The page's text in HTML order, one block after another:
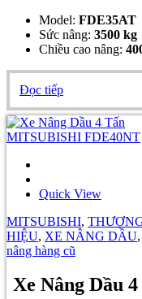
Model: FDE35AT
Sức nâng: 3500 kg
Chiều cao nâng:
Đọc tiếp
Quick View
MITSUBISHI,
HIỆU, XE NÂNG DẦU,
nâng hàng cũ
Xe Nâng Dầu